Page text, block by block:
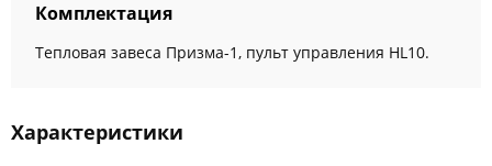
Комплектация
Тепловая завеса Призма-1, пульт управления HL10.
Характеристики